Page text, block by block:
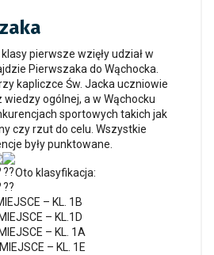
pierwsze wzięły udział w
Pierwszaka do Wąchocka.
kapliczce Św. Jacka uczniowie
ogólnej, a w Wąchocku
sportowych takich jak
czy rzut do celu. Wszystkie
były punktowane.
Oto klasyfikacja:
MIEJSCE – KL. 1B
MIEJSCE – KL.1D
MIEJSCE – KL. 1A
– KL. 1E